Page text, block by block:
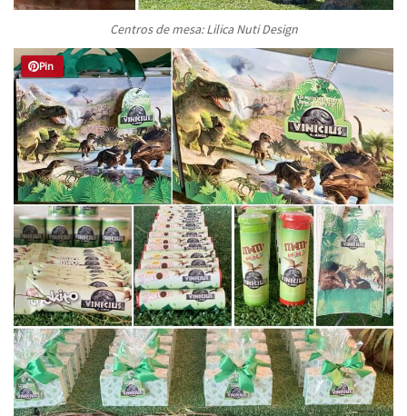
Centros de mesa: Lilica Nuti Design
Pin